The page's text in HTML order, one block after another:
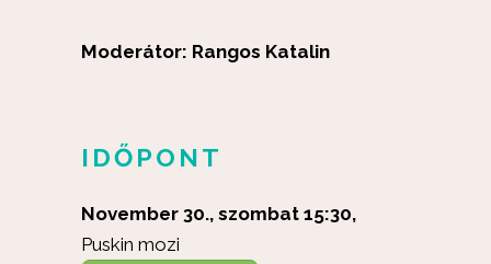
Moderátor: Rangos Katalin
IDŐPONT
November 30., szombat 15:30,
Puskin mozi